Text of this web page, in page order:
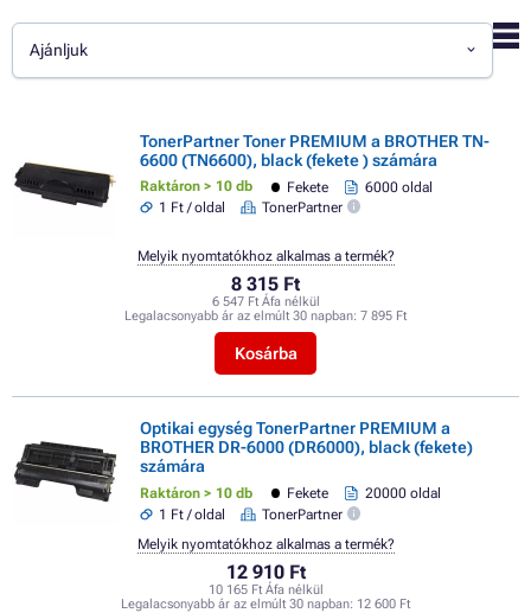
Ajánljuk
TonerPartner Toner PREMIUM a BROTHER TN-
6600 (TN6600), black (fekete ) számára
Raktáron > 10 db Fekete
6000 oldal
1 Ft / oldal
TonerPartner
8 315 Ft
6 547 Ft Áfa nélkül
Legalacsonyabb ár az elmúlt 30 napban: 7 895 Ft
Kosárba
Melyik nyomtatókhoz alkalmas a termék?
Optikai egység TonerPartner PREMIUM a
BROTHER DR-6000 (DR6000), black (fekete)
számára
Raktáron > 10 db Fekete
20000 oldal
1 Ft / oldal
TonerPartner
12 910 Ft
10 165 Ft Áfa nélkül
Legalacsonyabb ár az elmúlt 30 napban: 12 600 Ft
Melyik nyomtatókhoz alkalmas a termék?